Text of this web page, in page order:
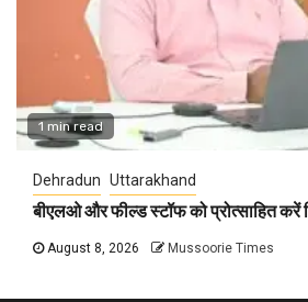
1 min read
Dehradun Uttarakhand
बीएलओ और फील्ड स्टॉफ को प्रोत्साहित करें
August 8, 2026 Mussoorie Times